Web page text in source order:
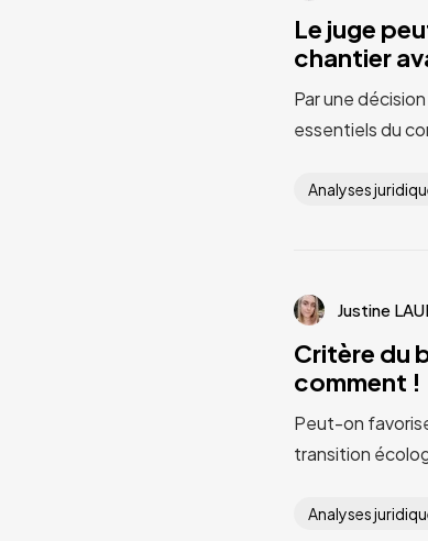
Le juge
chantier
Par une
essentiels du
Analyses
Justine
Critère du
comment !
Peut-on
transition
Analyses